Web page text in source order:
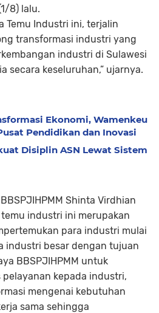
8) lalu.
Temu Industri ini, terjalin
transformasi industri yang
industri di Sulawesi
secara keseluruhan,” ujarnya.
Ekonomi, Wamenkeu
Pendidikan dan Inovasi
Disiplin ASN Lewat Sistem
Shinta Virdhian
industri ini merupakan
para industri mulai
industri besar dengan tujuan
BBSPJIHPMM untuk
kepada industri,
mengenai kebutuhan
sama sehingga